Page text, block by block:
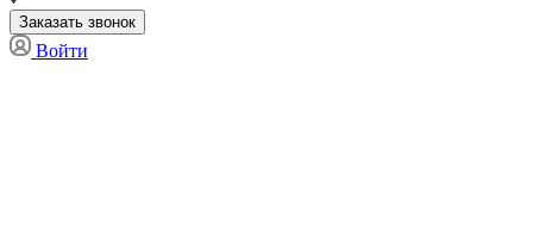
Заказать звонок
Войти